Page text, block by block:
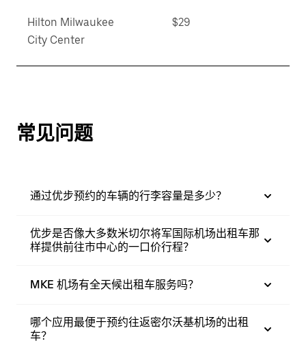
Hilton Milwaukee
City Center
$29
常见问题
通过优步预约的车辆的行李容量是多少？
优步是否像大多数米切尔将军国际机场出租车那
样提供前往市中心的一口价行程？
MKE 机场有全天候出租车服务吗？
哪个应用最便于预约往返密尔沃基机场的出租
车？